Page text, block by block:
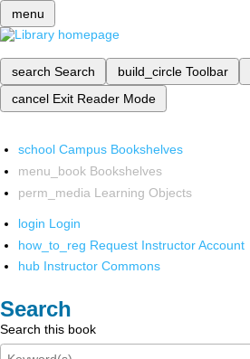
menu
search Search build_circle Toolbar
cancel Exit Reader Mode
school Campus Bookshelves
menu_book Bookshelves
perm_media Learning Objects
login Login
how_to_reg Request Instructor Account
hub Instructor Commons
Search
Search this book